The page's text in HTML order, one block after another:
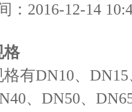
： 2016-12-14
格
DN10、DN15
、DN50、